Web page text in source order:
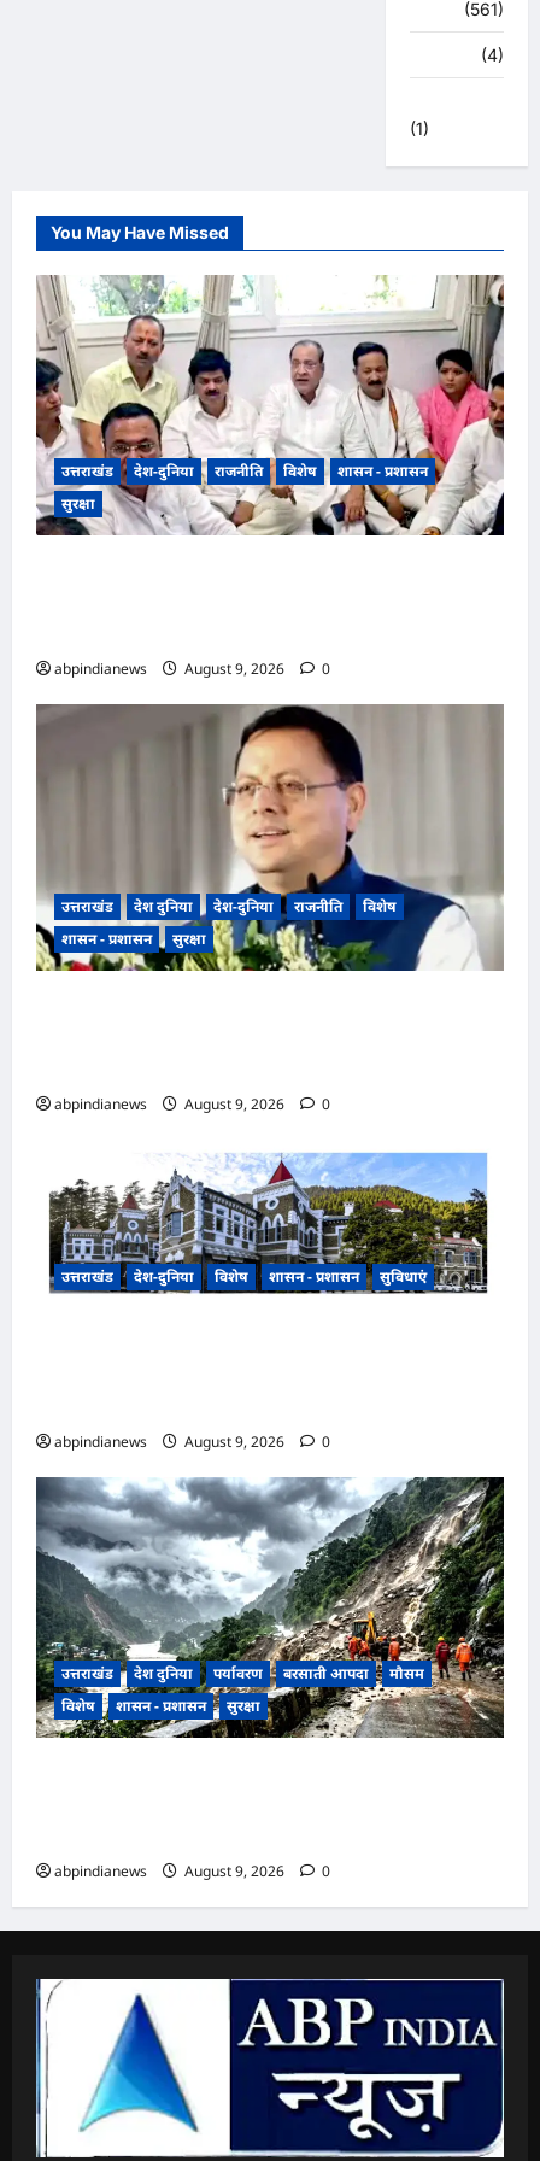
(561)
(4)
(1)
You May Have Missed
उत्तराखंड देश-दुनिया राजनीति विशेष
शासन - प्रशासन
सुरक्षा
abpindianews August 9, 2026 0
उत्तराखंड देश दुनिया देश-दुनिया राजनीति
विशेष
शासन - प्रशासन
सुरक्षा
abpindianews August 9, 2026 0
उत्तराखंड देश-दुनिया विशेष शासन - प्रशासन सुविधाएं
abpindianews August 9, 2026 0
उत्तराखंड देश दुनिया पर्यावरण बरसाती आपदा
मौसम
विशेष
शासन - प्रशासन सुरक्षा
abpindianews August 9, 2026 0